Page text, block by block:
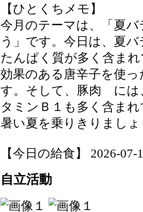
【ひとくちメモ】
今月のテーマは、「夏
う」です。今日は、夏
たんぱく質が多く含ま
効果のある唐辛子を使
す。そして、豚肉 には
タミンＢ１も多く含ま
暑い夏を乗りきりまし
【今日の給食】 2026-07-
自立活動